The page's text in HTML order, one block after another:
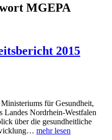
MGEPA
2015
für Gesundheit,
Landes Nordrhein-Westfalen
über die gesundheitliche
mehr lesen